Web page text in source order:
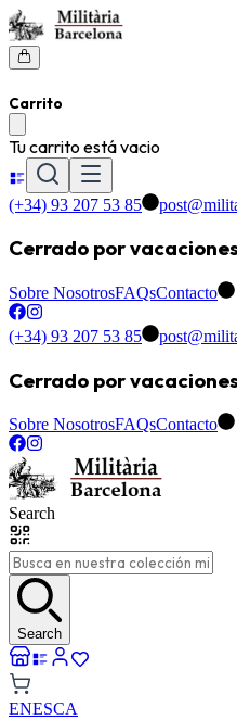
Carrito
Tu carrito está vacio
(+34) 93 207 53 85
Cerrado por
Sobre NosotrosFAQsContacto
(+34) 93 207 53 85
Cerrado por
Sobre NosotrosFAQsContacto
Search
Search
ENESCA